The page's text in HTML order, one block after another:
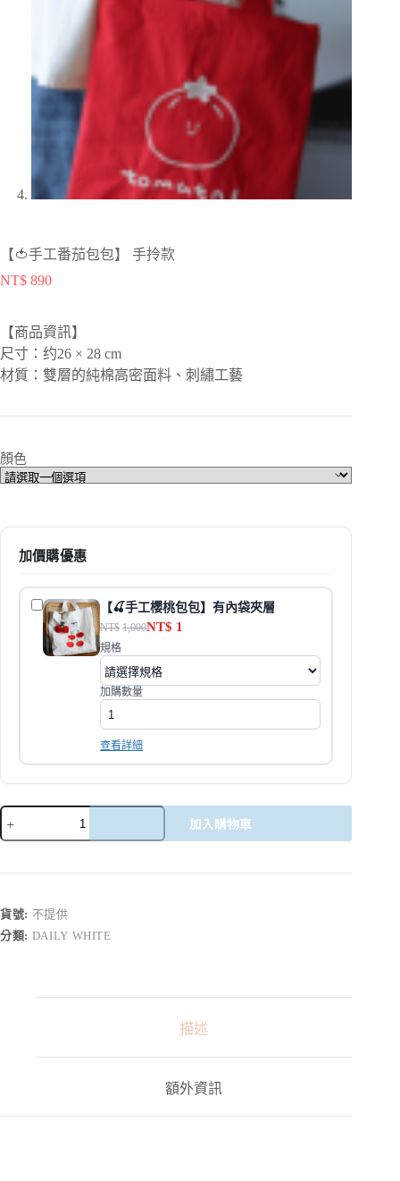
【🍅手工番茄包包】 手拎款
NT$ 890
【商品資訊】
尺寸：约26 × 28 cm
材質：雙層的純棉高密面料、刺繡工藝
顏色
加價購優惠
【🍒手工櫻桃包包】有內袋夾層
NT$ 1,000NT$ 1
規格
加購數量
查看詳細
加入購物車
r
n
a
貨號: 不提供
分類: DAILY WHITE
描述
額外資訊